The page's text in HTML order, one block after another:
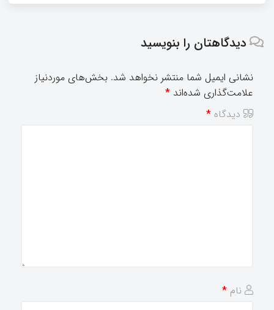
دیدگاهتان را بنویسید
نشانی ایمیل شما منتشر نخواهد شد. بخش‌های موردنیاز
علامت‌گذاری شده‌اند *
دیدگاه *
نام *